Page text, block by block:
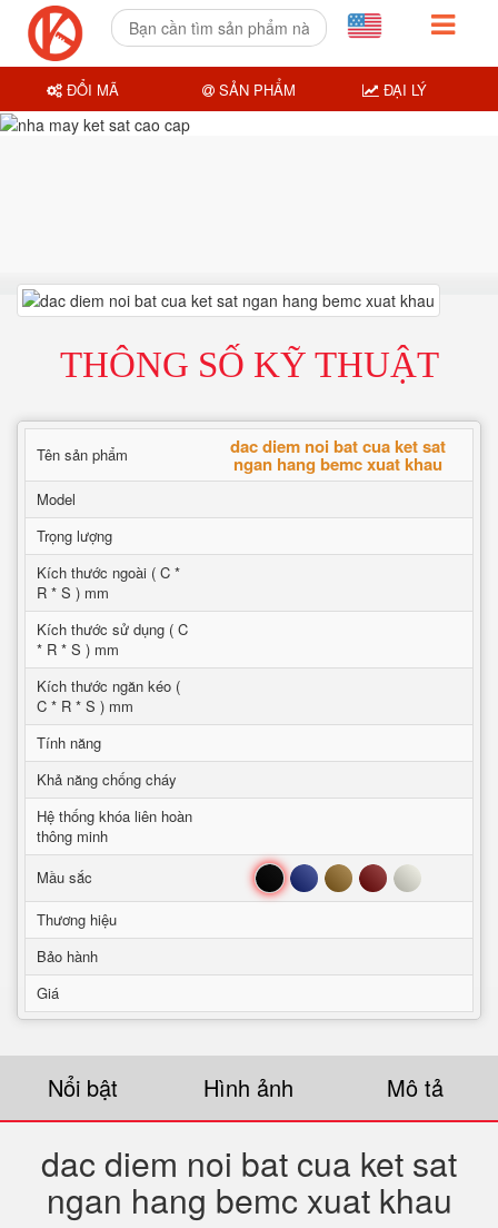
THÔNG SỐ KỸ THUẬT
Tên sản phẩm dac diem noi bat cua ket sat
ngan hang bemc xuat khau
Model
Trọng lượng
Kích thước ngoài ( C *
R * S ) mm
Kích thước sử dụng ( C
* R * S ) mm
Kích thước ngăn kéo (
C * R * S ) mm
Tính năng
Khả năng chống cháy
Hệ thống khóa liên hoàn
thông minh
Mầu sắc
Đen Xanh Nâu Đỏ Trắng
Thương hiệu
Bảo hành
Giá
Nổi bật Hình ảnh Mô tả
dac diem noi bat cua ket sat
ngan hang bemc xuat khau
ĐỔI MÃ SẢN PHẨM ĐẠI LÝ